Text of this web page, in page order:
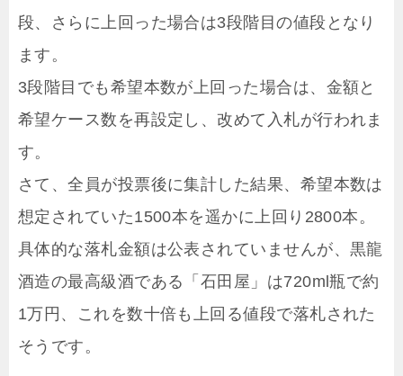
段、さらに上回った場合は3段階目の値段となり
ます。
3段階目でも希望本数が上回った場合は、金額と
希望ケース数を再設定し、改めて入札が行われま
す。
さて、全員が投票後に集計した結果、希望本数は
想定されていた1500本を遥かに上回り2800本。
具体的な落札金額は公表されていませんが、黒龍
酒造の最高級酒である「石田屋」は720ml瓶で約
1万円、これを数十倍も上回る値段で落札された
そうです。